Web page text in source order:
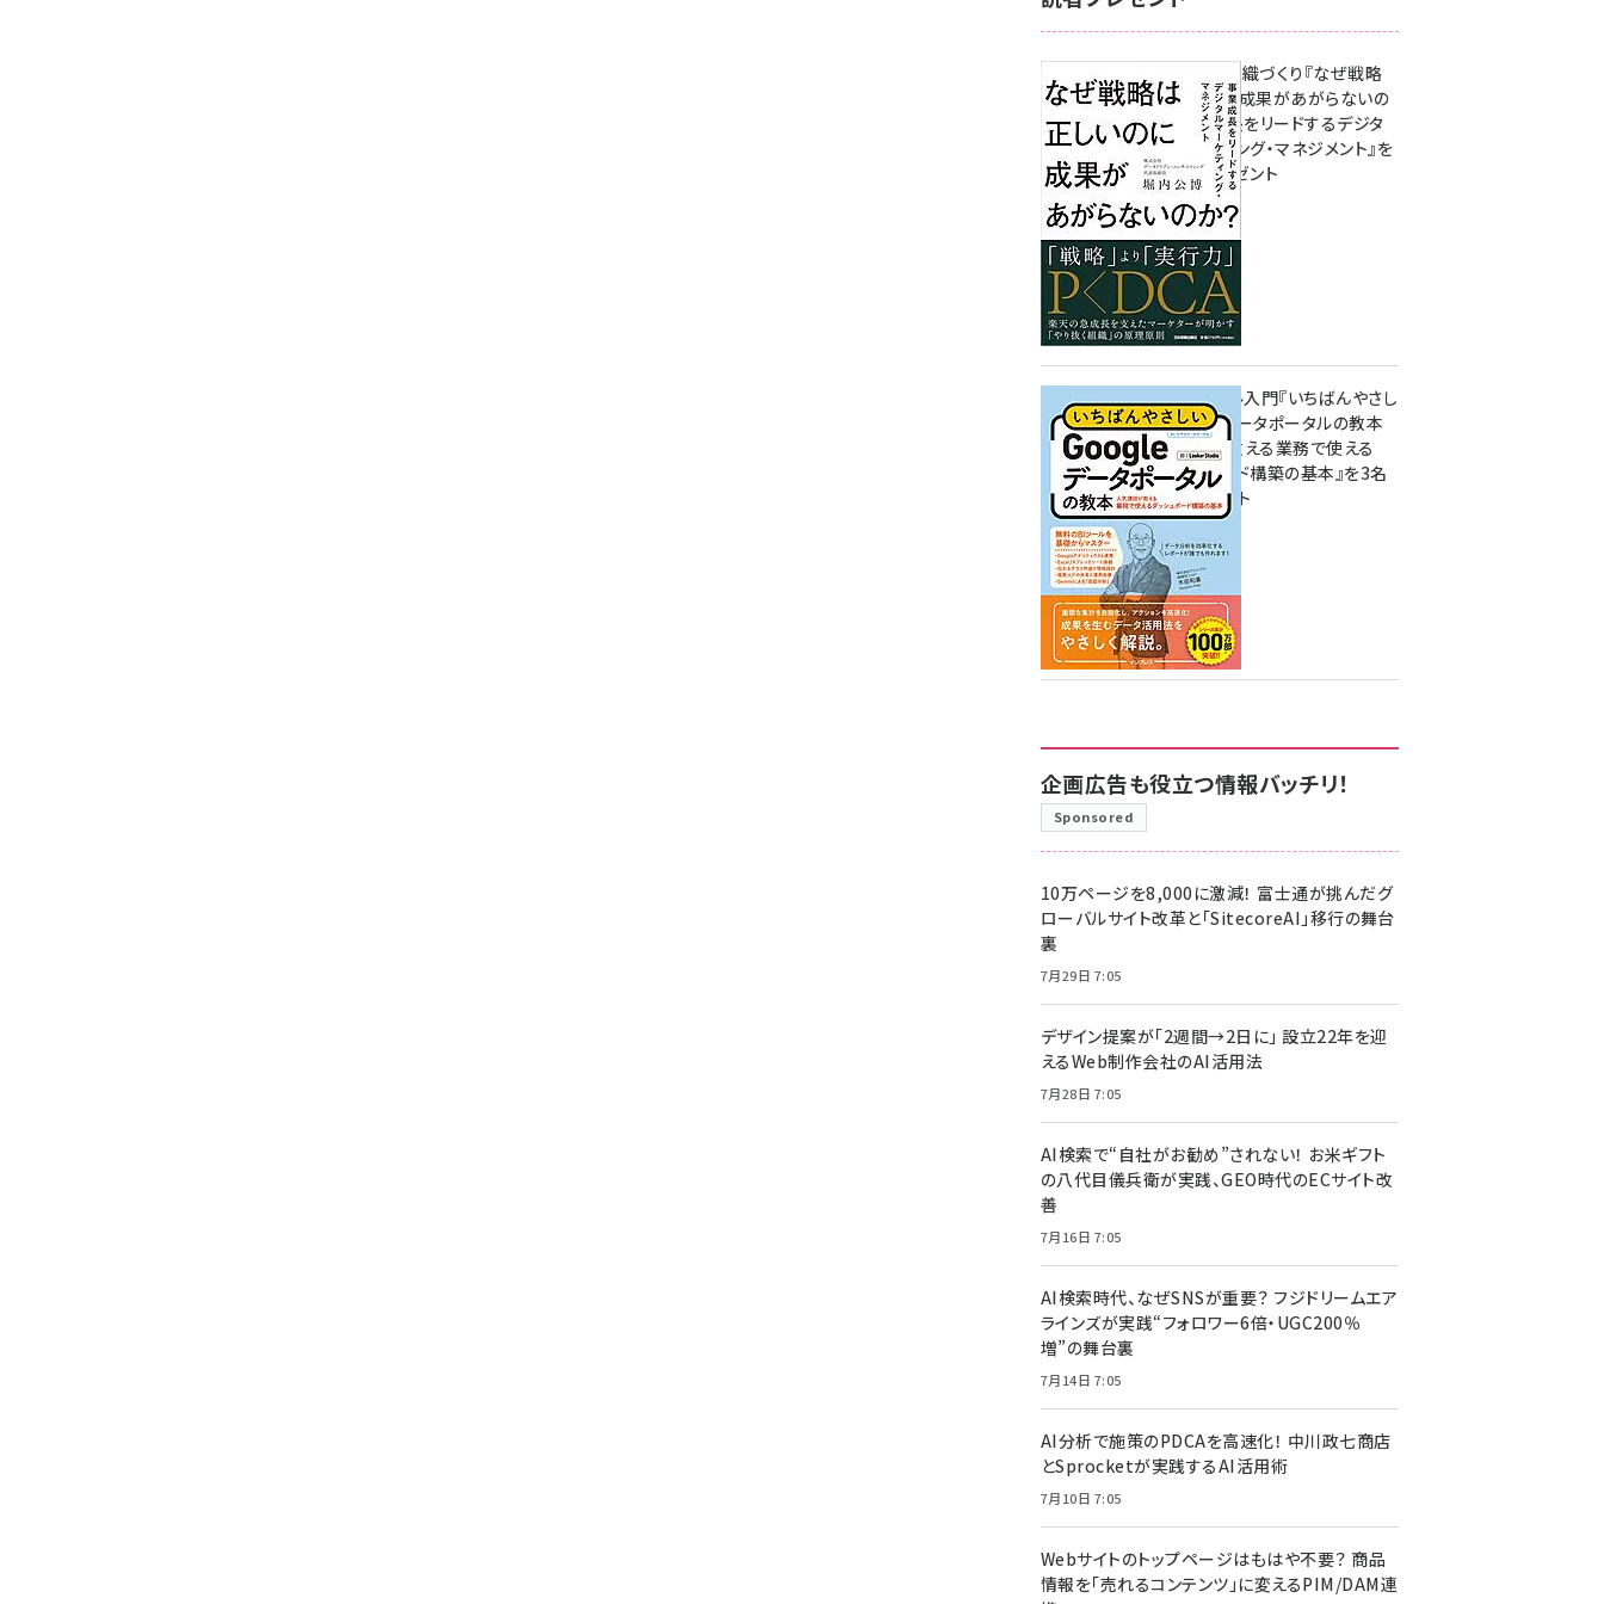
成果を生む組織づくり『なぜ戦略
は正しいのに成果があがらないの
か？ 事業成長をリードするデジタ
ルマーケティング・マネジメント』を
3名様にプレゼント
10:00
無料BIツール入門『いちばんやさし
いGoogleデータポータルの教本
人気講師が教える業務で使える
ダッシュボード構築の基本』を3名
様にプレゼント
7月31日 10:00
企画広告も役立つ情報バッチリ！
Sponsored
10万ページを8,000に激減！ 富士通が挑んだグ
ローバルサイト改革と「SitecoreAI」移行の舞台
裏
7月29日 7:05
デザイン提案が「2週間→2日に」 設立22年を迎
えるWeb制作会社のAI活用法
7月28日 7:05
AI検索で“自社がお勧め”されない！ お米ギフト
の八代目儀兵衛が実践、GEO時代のECサイト改
善
7月16日 7:05
AI検索時代、なぜSNSが重要？ フジドリームエア
ラインズが実践“フォロワー6倍・UGC200％
増”の舞台裏
7月14日 7:05
AI分析で施策のPDCAを高速化！ 中川政七商店
とSprocketが実践するAI活用術
7月10日 7:05
Webサイトのトップページはもはや不要？ 商品
情報を「売れるコンテンツ」に変えるPIM/DAM連